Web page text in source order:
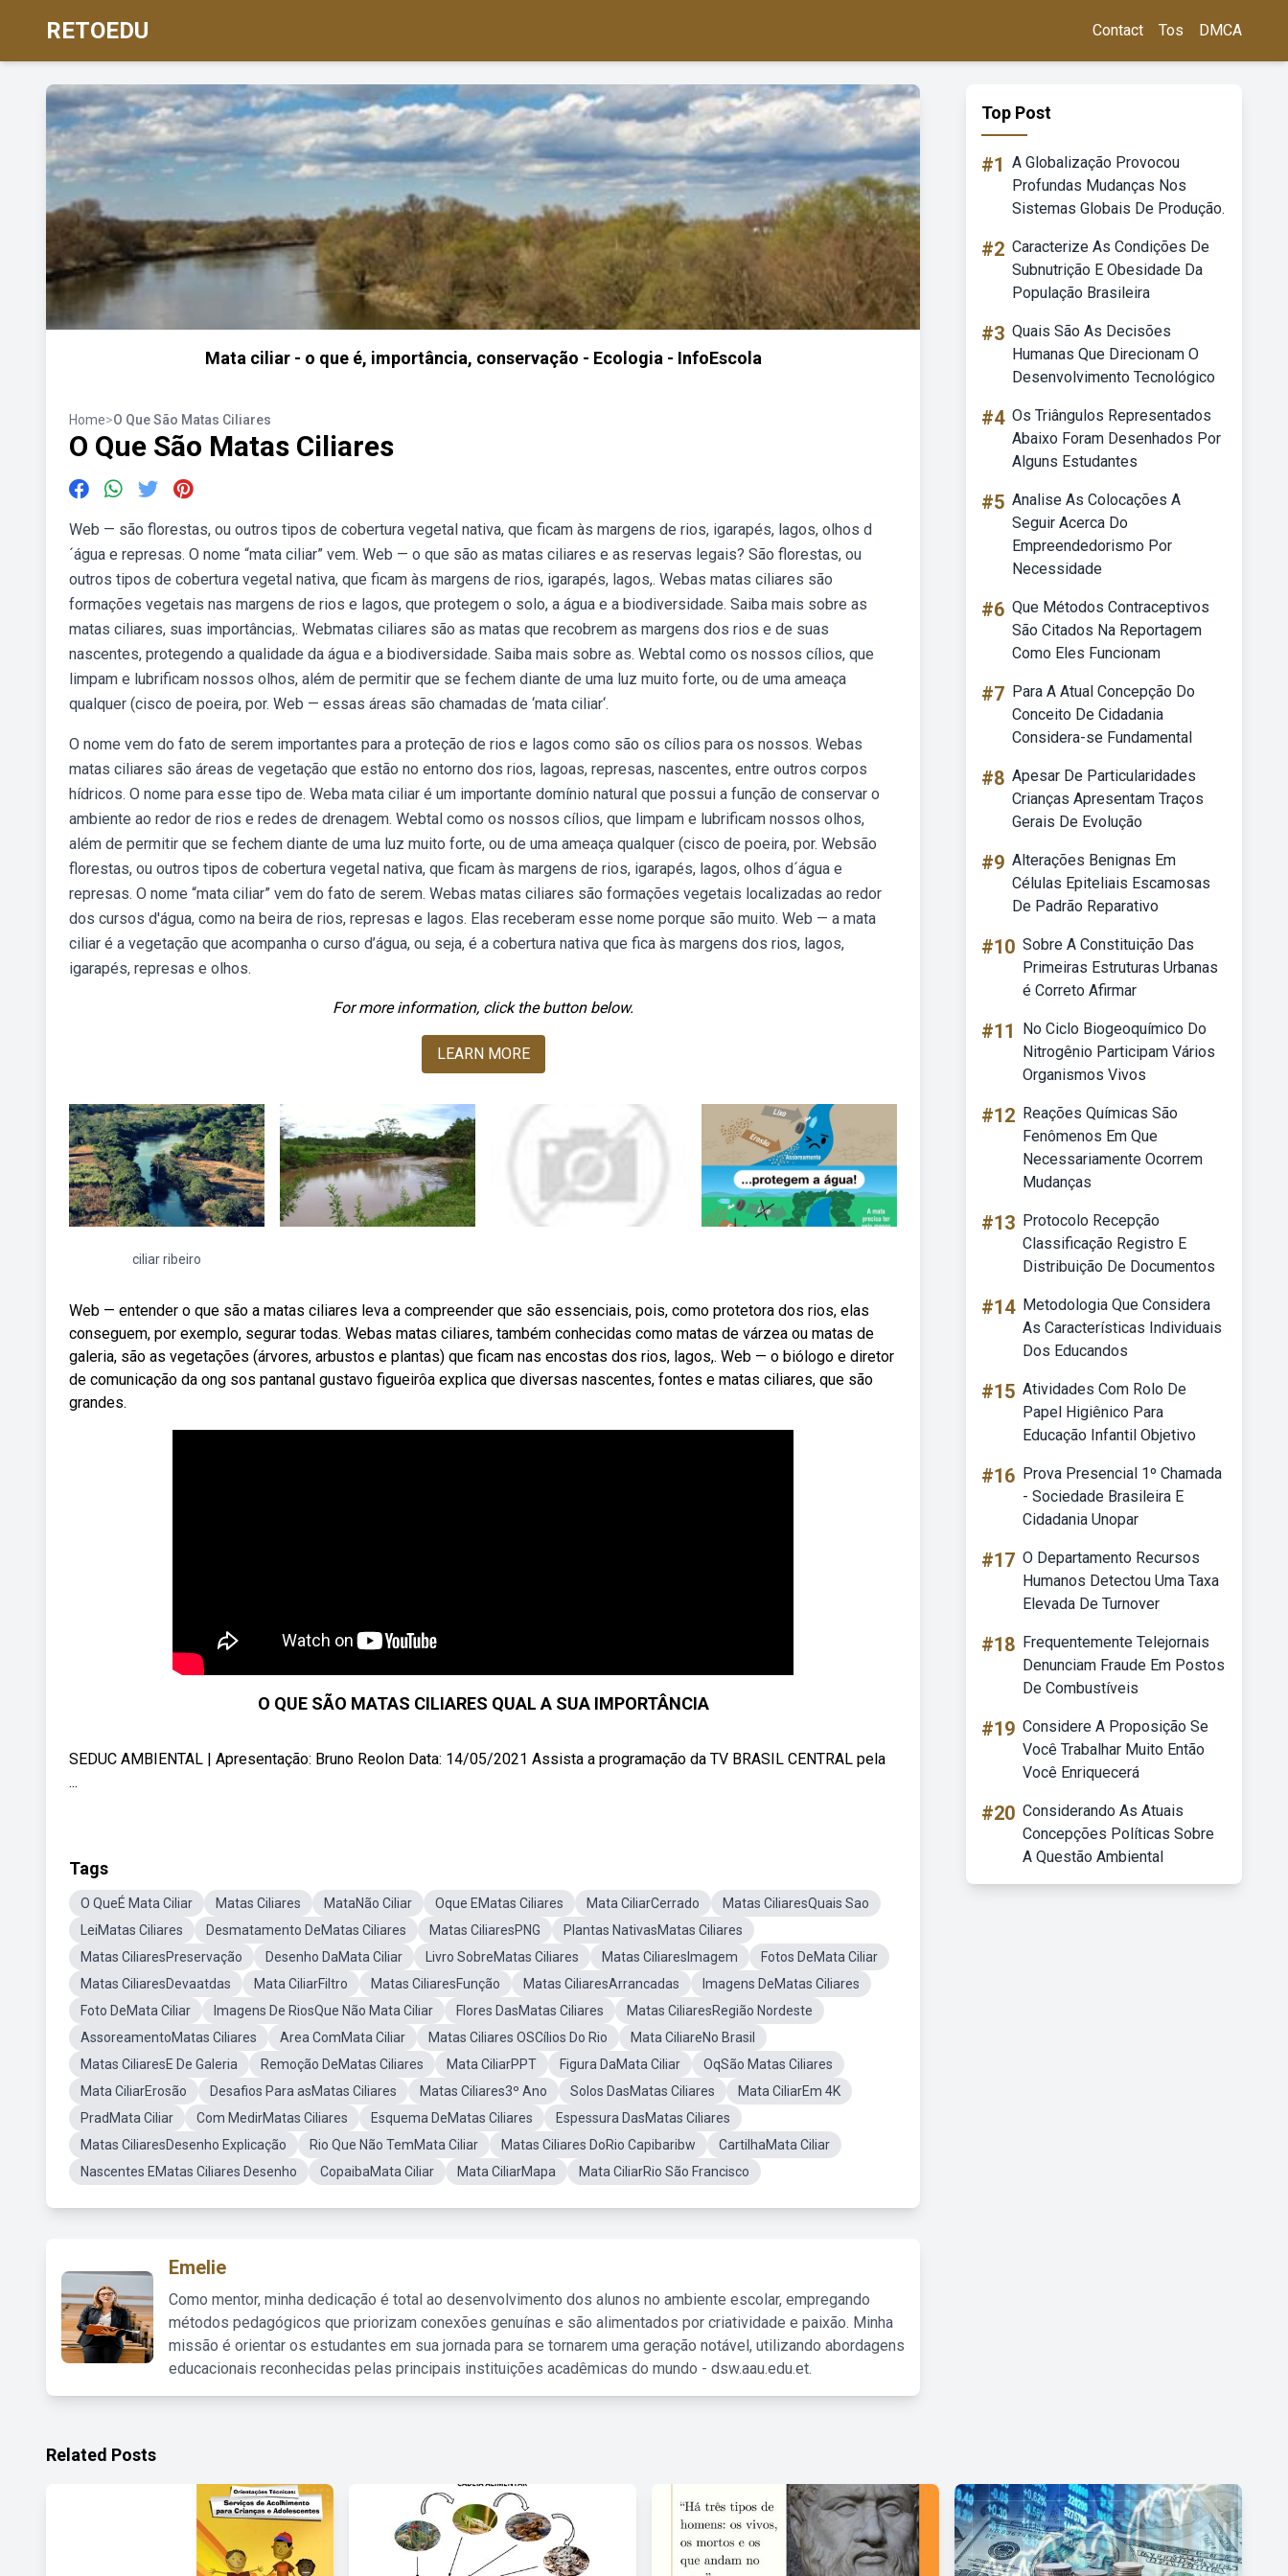
RETOEDU Contact Tos DMCA
Mata ciliar - o que é, importância, conservação - Ecologia - InfoEscola
Home>O Que São Matas Ciliares
O Que São Matas Ciliares
Web — são florestas, ou outros tipos de cobertura vegetal nativa, que ficam às margens de rios, igarapés, lagos, olhos d
´água e represas. O nome “mata ciliar” vem. Web — o que são as matas ciliares e as reservas legais? São florestas, ou
outros tipos de cobertura vegetal nativa, que ficam às margens de rios, igarapés, lagos,. Webas matas ciliares são
formações vegetais nas margens de rios e lagos, que protegem o solo, a água e a biodiversidade. Saiba mais sobre as
matas ciliares, suas importâncias,. Webmatas ciliares são as matas que recobrem as margens dos rios e de suas
nascentes, protegendo a qualidade da água e a biodiversidade. Saiba mais sobre as. Webtal como os nossos cílios, que
limpam e lubrificam nossos olhos, além de permitir que se fechem diante de uma luz muito forte, ou de uma ameaça
qualquer (cisco de poeira, por. Web — essas áreas são chamadas de ‘mata ciliar‘.
O nome vem do fato de serem importantes para a proteção de rios e lagos como são os cílios para os nossos. Webas
matas ciliares são áreas de vegetação que estão no entorno dos rios, lagoas, represas, nascentes, entre outros corpos
hídricos. O nome para esse tipo de. Weba mata ciliar é um importante domínio natural que possui a função de conservar o
ambiente ao redor de rios e redes de drenagem. Webtal como os nossos cílios, que limpam e lubrificam nossos olhos,
além de permitir que se fechem diante de uma luz muito forte, ou de uma ameaça qualquer (cisco de poeira, por. Websão
florestas, ou outros tipos de cobertura vegetal nativa, que ficam às margens de rios, igarapés, lagos, olhos d´água e
represas. O nome “mata ciliar” vem do fato de serem. Webas matas ciliares são formações vegetais localizadas ao redor
dos cursos d'água, como na beira de rios, represas e lagos. Elas receberam esse nome porque são muito. Web — a mata
ciliar é a vegetação que acompanha o curso d’água, ou seja, é a cobertura nativa que fica às margens dos rios, lagos,
igarapés, represas e olhos.
For more information, click the button below.
LEARN MORE
ciliar ribeiro
Web — entender o que são a matas ciliares leva a compreender que são essenciais, pois, como protetora dos rios, elas
conseguem, por exemplo, segurar todas. Webas matas ciliares, também conhecidas como matas de várzea ou matas de
galeria, são as vegetações (árvores, arbustos e plantas) que ficam nas encostas dos rios, lagos,. Web — o biólogo e diretor
de comunicação da ong sos pantanal gustavo figueirôa explica que diversas nascentes, fontes e matas ciliares, que são
grandes.
O QUE SÃO MATAS CILIARES QUAL A SUA IMPORTÂNCIA
SEDUC AMBIENTAL | Apresentação: Bruno Reolon Data: 14/05/2021 Assista a programação da TV BRASIL CENTRAL pela
...
Tags
O QueÉ Mata Ciliar Matas Ciliares MataNão Ciliar Oque EMatas Ciliares Mata CiliarCerrado
Matas CiliaresQuais Sao
LeiMatas Ciliares
Desmatamento DeMatas Ciliares Matas CiliaresPNG
Plantas NativasMatas Ciliares
Matas CiliaresPreservação
Desenho DaMata Ciliar Livro SobreMatas Ciliares Matas CiliaresImagem
Fotos DeMata Ciliar
Matas CiliaresDevaatdas
Mata CiliarFiltro Matas CiliaresFunção Matas CiliaresArrancadas
Imagens DeMatas Ciliares
Foto DeMata Ciliar
Imagens De RiosQue Não Mata Ciliar Flores DasMatas Ciliares
Matas CiliaresRegião Nordeste
AssoreamentoMatas Ciliares
Area ComMata Ciliar Matas Ciliares OSCílios Do Rio
Mata CiliareNo Brasil
Matas CiliaresE De Galeria
Remoção DeMatas Ciliares Mata CiliarPPT Figura DaMata Ciliar
OqSão Matas Ciliares
Mata CiliarErosão
Desafios Para asMatas Ciliares Matas Ciliares3º Ano Solos DasMatas Ciliares
Mata CiliarEm 4K
PradMata Ciliar
Com MedirMatas Ciliares Esquema DeMatas Ciliares
Espessura DasMatas Ciliares
Matas CiliaresDesenho Explicação
Rio Que Não TemMata Ciliar Matas Ciliares DoRio Capibaribw
CartilhaMata Ciliar
Nascentes EMatas Ciliares Desenho
CopaibaMata Ciliar Mata CiliarMapa Mata CiliarRio São Francisco
Emelie
Como mentor, minha dedicação é total ao desenvolvimento dos alunos no ambiente escolar, empregando
métodos pedagógicos que priorizam conexões genuínas e são alimentados por criatividade e paixão. Minha
missão é orientar os estudantes em sua jornada para se tornarem uma geração notável, utilizando abordagens
educacionais reconhecidas pelas principais instituições acadêmicas do mundo - dsw.aau.edu.et.
Top Post
#1 A Globalização Provocou
Profundas Mudanças Nos
Sistemas Globais De Produção.
#2 Caracterize As Condições De
Subnutrição E Obesidade Da
População Brasileira
#3 Quais São As Decisões
Humanas Que Direcionam O
Desenvolvimento Tecnológico
#4 Os Triângulos Representados
Abaixo Foram Desenhados Por
Alguns Estudantes
#5 Analise As Colocações A
Seguir Acerca Do
Empreendedorismo Por
Necessidade
#6 Que Métodos Contraceptivos
São Citados Na Reportagem
Como Eles Funcionam
#7 Para A Atual Concepção Do
Conceito De Cidadania
Considera-se Fundamental
#8 Apesar De Particularidades
Crianças Apresentam Traços
Gerais De Evolução
#9 Alterações Benignas Em
Células Epiteliais Escamosas
De Padrão Reparativo
#10 Sobre A Constituição Das
Primeiras Estruturas Urbanas
é Correto Afirmar
#11
No Ciclo Biogeoquímico Do
Nitrogênio Participam Vários
Organismos Vivos
#12 Reações Químicas São
Fenômenos Em Que
Necessariamente Ocorrem
Mudanças
#13 Protocolo Recepção
Classificação Registro E
Distribuição De Documentos
#14 Metodologia Que Considera
As Características Individuais
Dos Educandos
#15 Atividades Com Rolo De
Papel Higiênico Para
Educação Infantil Objetivo
#16 Prova Presencial 1º Chamada
- Sociedade Brasileira E
Cidadania Unopar
#17 O Departamento Recursos
Humanos Detectou Uma Taxa
Elevada De Turnover
#18 Frequentemente Telejornais
Denunciam Fraude Em Postos
De Combustíveis
#19 Considere A Proposição Se
Você Trabalhar Muito Então
Você Enriquecerá
#20 Considerando As Atuais
Concepções Políticas Sobre
A Questão Ambiental
Related Posts